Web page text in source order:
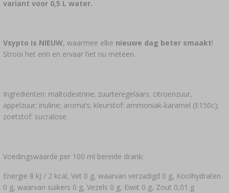
variant voor 0,5 L water.
Vsypto is NIEUW, waarmee elke nieuwe dag beter smaakt!
Strooi het erin en ervaar het nu meteen.
Ingrediënten: maltodextrine; zuurteregelaars: citroenzuur,
appelzuur; inuline; aroma’s; kleurstof: ammoniak-karamel (E150c);
zoetstof: sucralose.
Voedingswaarde per 100 ml bereide drank:
Energie 8 kJ / 2 kcal, Vet 0 g, waarvan verzadigd 0 g, Koolhydraten
0 g, waarvan suikers 0 g, Vezels 0 g, Eiwit 0 g, Zout 0,01 g